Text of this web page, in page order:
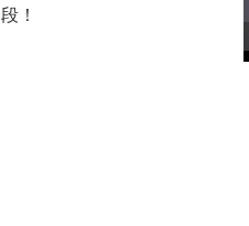
段！